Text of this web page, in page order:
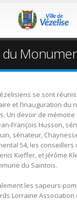
se sont
et l’inauguration du
Un devoir de
François Husson,
sénateur,
54, les
Kieffer, et Jérôme
du Saintois.
les sapeurs-
Lorraine Association